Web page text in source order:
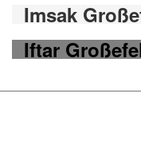
Imsak
Iftar